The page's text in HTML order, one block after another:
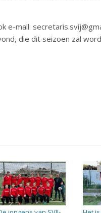
e-mail:
die dit seizoen zal